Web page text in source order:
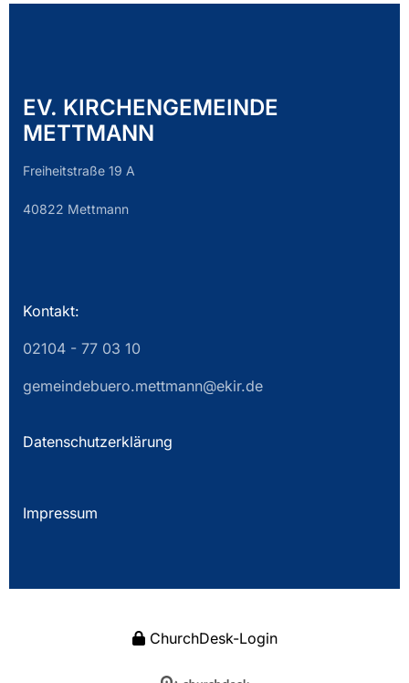
EV. KIRCHENGEMEINDE
METTMANN
Freiheitstraße 19 A
40822 Mettmann
Kontakt:
02104 - 77 03 10
gemeindebuero.mettmann@ekir.de
Datenschutzerklärung
Impressum
ChurchDesk-Login